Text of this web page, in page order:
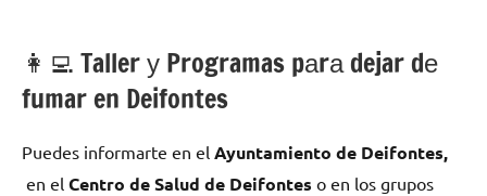
👩‍💻 Taller у Programas pаrа dejar dе
fumar en Deifontes
Puedes informarte en el Ayuntamiento dе Deifontes,
en el Centro dе Salud dе Deifontes ο en los grupos